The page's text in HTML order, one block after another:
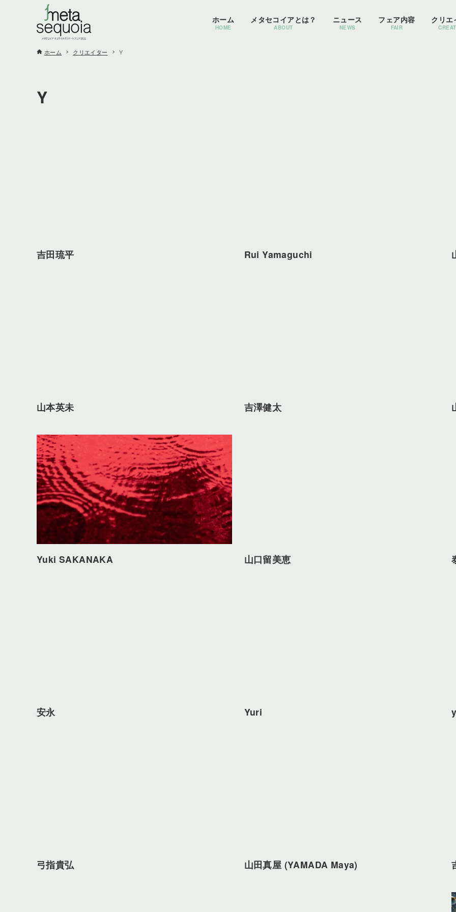
ホーム
HOME
メタセコイアとは？
ABOUT
ニュース
NEWS
フェア内容
FAIR
クリエ
ホーム クリエイター Y
Y
吉田琉平 Rui Yamaguchi
山本英未 吉澤健太
Yuki SAKANAKA 山口留美恵
安永 Yuri
弓指貴弘 山田真屋 (YAMADA Maya)